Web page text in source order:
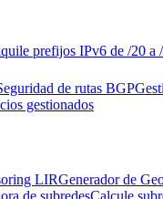
prefijos IPv6 de /20 a
de rutas BGP
gestionados
LIRGenerador de
de subredesCalcule